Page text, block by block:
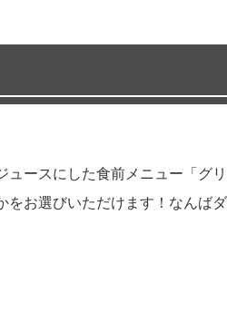
ースにした食前メニュー「
お選びいただけます！なん